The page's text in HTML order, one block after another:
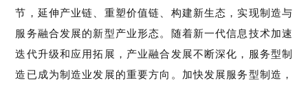
节，延伸产业链、重塑价值链、 构建新生态，实现制造与
服务融合发展的新型产业形态。 随着新一代信息技术加速
迭代升级和应用拓展，产业融合发展不断深化，服务型制
造已成为制造业发展的重要方向。加快发展服务型制造，